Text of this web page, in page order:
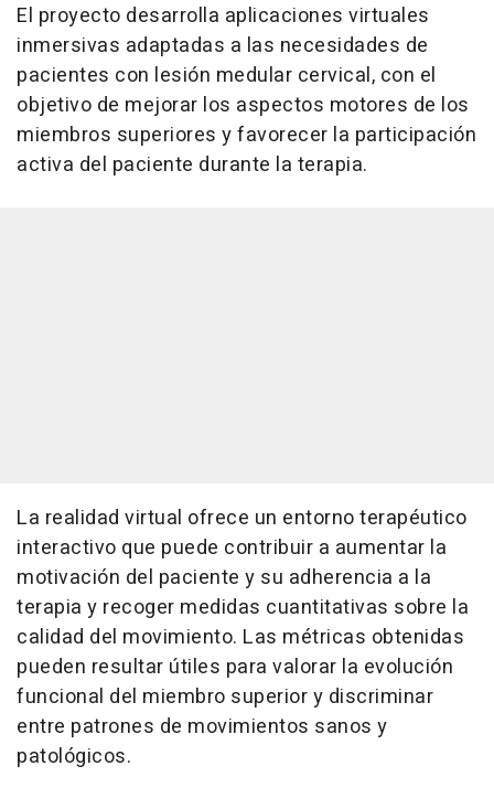
El proyecto desarrolla aplicaciones virtuales
inmersivas adaptadas a las necesidades de
pacientes con lesión medular cervical, con el
objetivo de mejorar los aspectos motores de los
miembros superiores y favorecer la participación
activa del paciente durante la terapia.
La realidad virtual ofrece un entorno terapéutico
interactivo que puede contribuir a aumentar la
motivación del paciente y su adherencia a la
terapia y recoger medidas cuantitativas sobre la
calidad del movimiento. Las métricas obtenidas
pueden resultar útiles para valorar la evolución
funcional del miembro superior y discriminar
entre patrones de movimientos sanos y
patológicos.